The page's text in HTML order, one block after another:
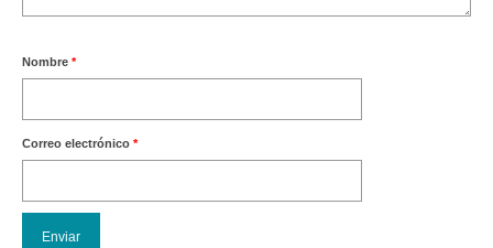
Nombre *
Correo electrónico *